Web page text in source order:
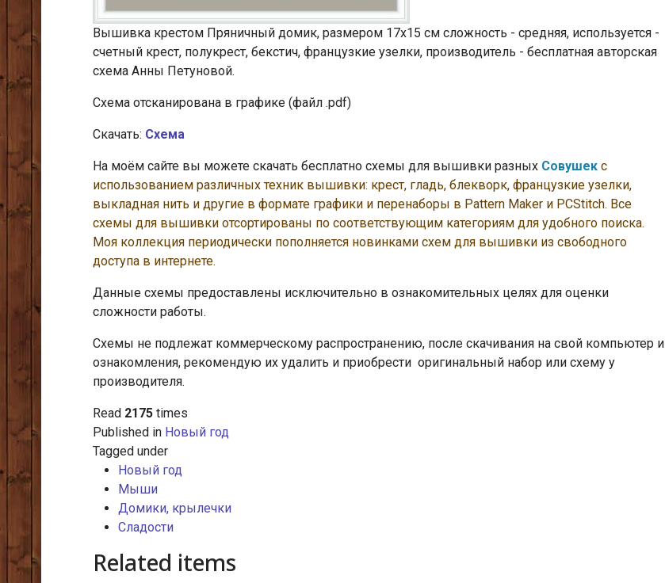
Вышивка крестом Пряничный домик, размером 17х15 см сложность - средняя, используется -
счетный крест, полукрест, бекстич, французкие узелки, производитель - бесплатная авторская
схема Анны Петуновой.
Схема отсканирована в графике (файл .pdf)
Скачать: Схема
На моём сайте вы можете скачать бесплатно схемы для вышивки разных Совушек с
использованием различных техник вышивки: крест, гладь, блекворк, французкие узелки,
выкладная нить и другие в формате графики и перенаборы в Pattern Maker и PCStitch. Все
схемы для вышивки отсортированы по соответствующим категориям для удобного поиска.
Моя коллекция периодически пополняется новинками схем для вышивки из свободного
доступа в интернете.
Данные схемы предоставлены исключительно в ознакомительных целях для оценки
сложности работы.
Схемы не подлежат коммерческому распространению, после скачивания на свой компьютер и
ознакомления, рекомендую их удалить и приобрести оригинальный набор или схему у
производителя.
Read 2175 times
Published in Новый год
Tagged under
Новый год
Мыши
Домики, крылечки
Сладости
Related items